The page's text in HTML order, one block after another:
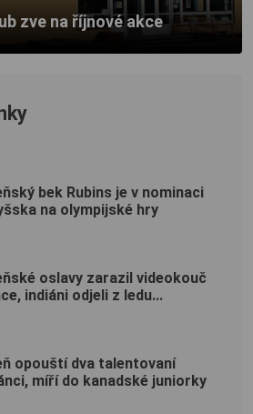
zve na říjnové akce
bek Rubins je v nominaci
na olympijské hry
oslavy zarazil videokouč
indiáni odjeli z ledu...
opouští dva talentovaní
míří do kanadské juniorky